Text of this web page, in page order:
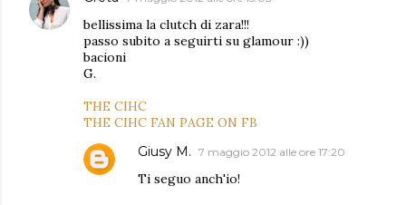
bellissima la clutch di zara!!!
passo subito a seguirti su glamour :))
bacioni
G.
THE CIHC
THE CIHC FAN PAGE ON FB
Giusy M. 7 maggio 2012 alle ore 17:20
Ti seguo anch'io!